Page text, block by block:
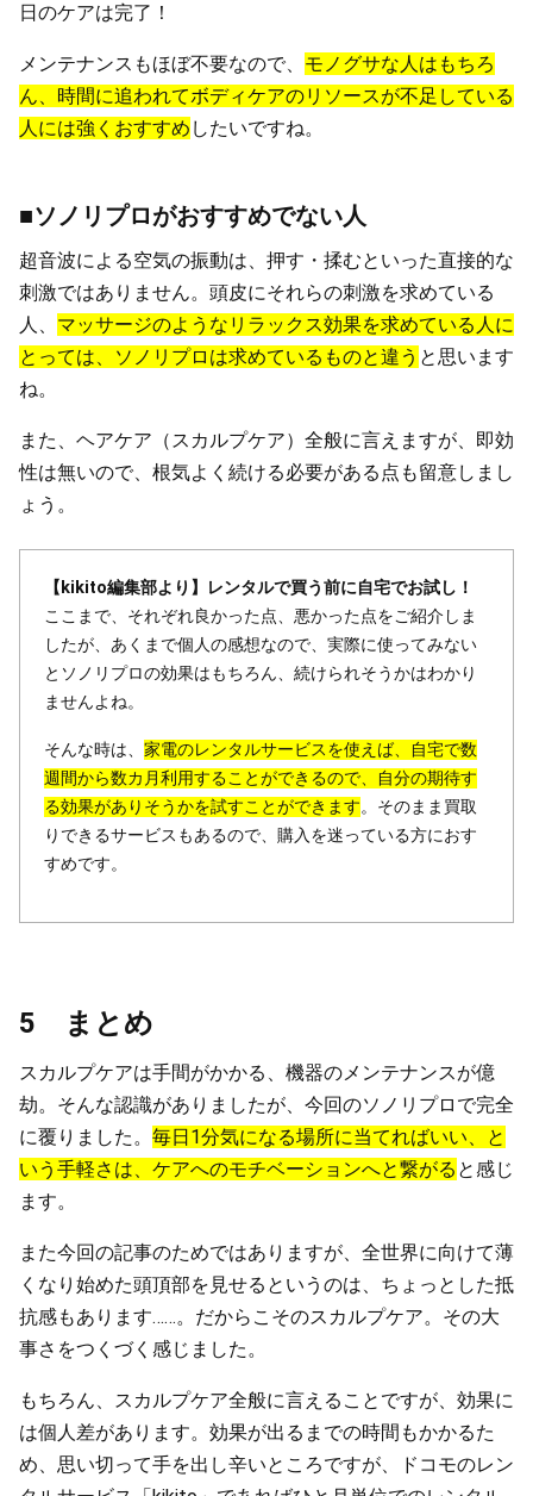
日のケアは完了！
メンテナンスもほぼ不要なので、 モノグサな人はもちろ
ん、時間に追われてボディケアのリソースが不足している
人には強くおすすめ したいですね。
■ソノリプロがおすすめでない人
超音波による空気の振動は、押す・揉むといった直接的な
刺激ではありません。頭皮にそれらの刺激を求めている
人、 マッサージのようなリラックス効果を求めている人に
とっては、ソノリプロは求めているものと違う と思います
ね。
また、ヘアケア（スカルプケア）全般に言えますが、即効
性は無いので、根気よく続ける必要がある点も留意しまし
ょう。
【kikito編集部より】レンタルで買う前に自宅でお試し！
ここまで、それぞれ良かった点、悪かった点をご紹介しま
したが、あくまで個人の感想なので、実際に使ってみない
とソノリプロの効果はもちろん、続けられそうかはわかり
ませんよね。
そんな時は、 家電のレンタルサービスを使えば、自宅で数
週間から数カ月利用することができるので、自分の期待す
る効果がありそうかを試すことができます。そのまま買取
りできるサービスもあるので、購入を迷っている方におす
すめです。
5 まとめ
スカルプケアは手間がかかる、機器のメンテナンスが億
劫。そんな認識がありましたが、今回のソノリプロで完全
に覆りました。 毎日1分気になる場所に当てればいい、と
いう手軽さは、ケアへのモチベーションへと繋がる と感じ
ます。
また今回の記事のためではありますが、全世界に向けて薄
くなり始めた頭頂部を見せるというのは、ちょっとした抵
抗感もあります……。だからこそのスカルプケア。その大
事さをつくづく感じました。
もちろん、スカルプケア全般に言えることですが、効果に
は個人差があります。効果が出るまでの時間もかかるた
め、思い切って手を出し辛いところですが、ドコモのレン